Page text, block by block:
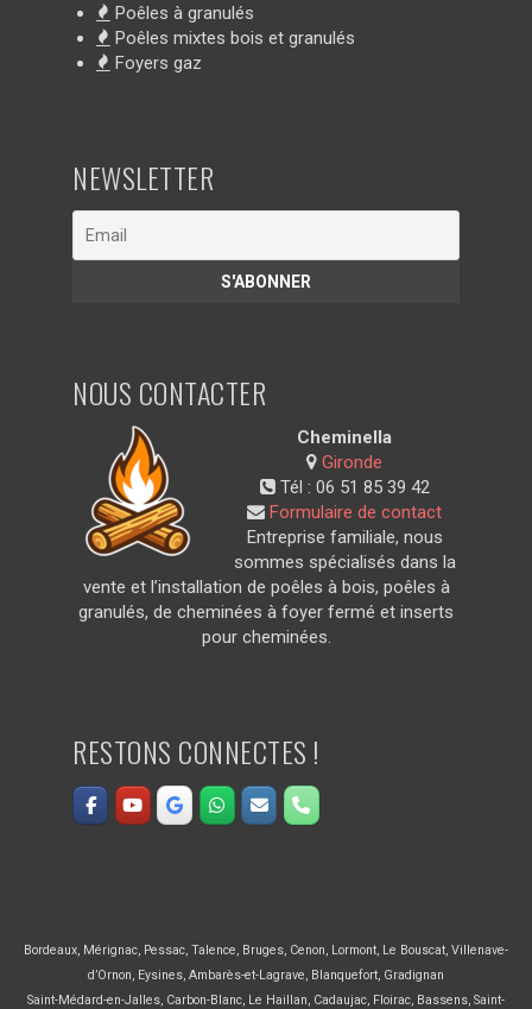
Poêles à granulés
Poêles mixtes bois et granulés
Foyers gaz
NEWSLETTER
NOUS CONTACTER
Cheminella
Gironde
Tél : 06 51 85 39 42
Formulaire de contact
Entreprise familiale, nous
sommes spécialisés dans la
vente et l’installation de poêles à bois, poêles à
granulés, de cheminées à foyer fermé et inserts
pour cheminées.
RESTONS CONNECTES !
Bordeaux, Mérignac, Pessac, Talence, Bruges, Cenon, Lormont, Le Bouscat, Villenave-
d’Ornon, Eysines, Ambarès-et-Lagrave, Blanquefort, Gradignan
Saint-Médard-en-Jalles, Carbon-Blanc, Le Haillan, Cadaujac, Floirac, Bassens, Saint-